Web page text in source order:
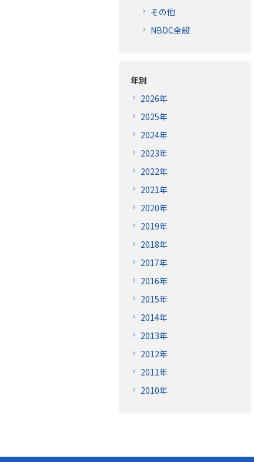
その他
NBDC全般
年別
2026年
2025年
2024年
2023年
2022年
2021年
2020年
2019年
2018年
2017年
2016年
2015年
2014年
2013年
2012年
2011年
2010年